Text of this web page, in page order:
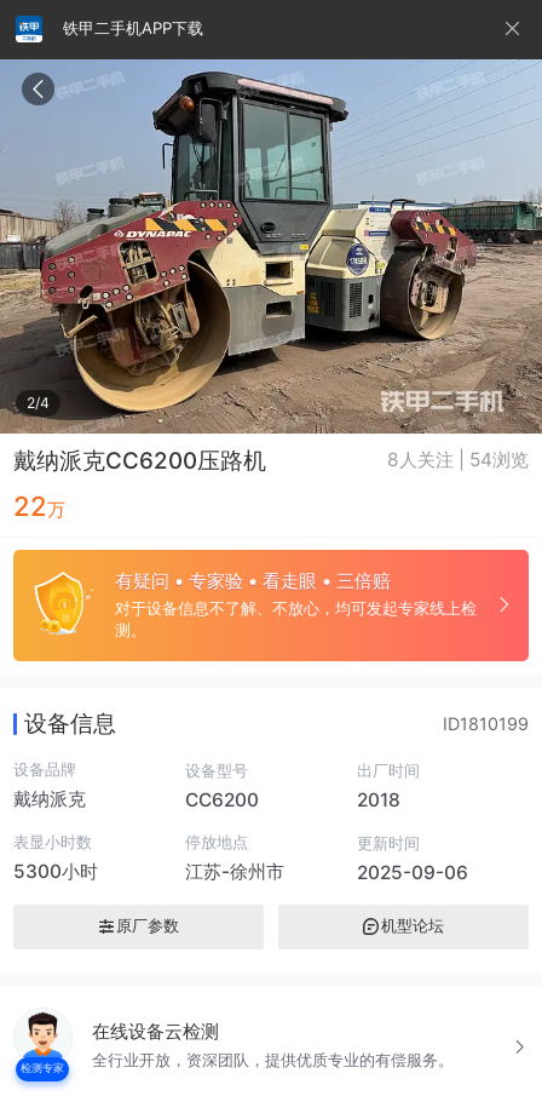
铁甲二手机APP下载
2/4
戴纳派克CC6200压路机 8人关注 | 54浏览
22万
有疑问 • 专家验 • 看走眼 • 三倍赔
对于设备信息不了解、不放心，均可发起专家线上检
测。
请输入手机号
交
即
表
示
您
同
意
私
政
策》
设备信息 ID1810199
设备品牌
戴纳派克
设备型号
CC6200
出厂时间
2018
表显小时数
5300小时
停放地点
江苏-徐州市
更新时间
2025-09-06
原厂参数 机型论坛
检测专家
在线设备云检测
全行业开放，资深团队，提供优质专业的有偿服务。
铁甲龙总部 4000099032 认证经纪人